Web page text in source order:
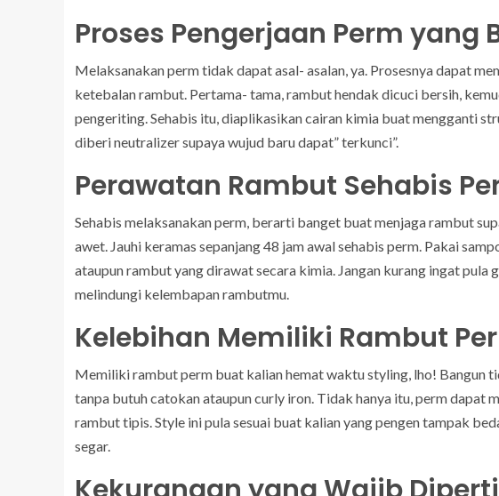
Proses Pengerjaan Perm yang
Melaksanakan perm tidak dapat asal- asalan, ya. Prosesnya dapat
ketebalan rambut. Pertama- tama, rambut hendak dicuci bersih,
pengeriting. Sehabis itu, diaplikasikan cairan kimia buat mengganti
diberi neutralizer supaya wujud baru dapat” terkunci”.
Perawatan Rambut Sehabis
Sehabis melaksanakan perm, berarti banget buat menjaga rambut
awet. Jauhi keramas sepanjang 48 jam awal sehabis perm. Pakai
ataupun rambut yang dirawat secara kimia. Jangan kurang ingat pula
melindungi kelembapan rambutmu.
Kelebihan Memiliki Rambut
Memiliki rambut perm buat kalian hemat waktu styling, lho! Bangun
tanpa butuh catokan ataupun curly iron. Tidak hanya itu, perm dapat
rambut tipis. Style ini pula sesuai buat kalian yang pengen tampak
segar.